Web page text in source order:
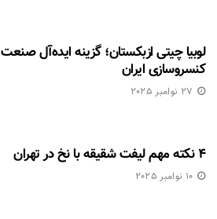
لوبیا چیتی ازبکستان؛ گزینه ایده‌آل صنعت
کنسروسازی ایران
27 نوامبر 2025
۴ نکته مهم لیفت شقیقه با نخ در تهران
10 نوامبر 2025